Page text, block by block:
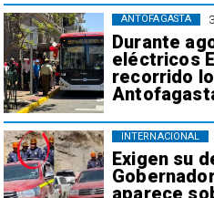
Durante
eléctricos
recorrido
ANTOFAGASTA
Exigen su
INTERNACIONAL